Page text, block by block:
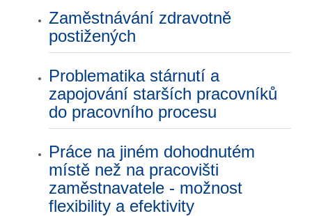
Zaměstnávání zdravotně
postižených
Problematika stárnutí a
zapojování starších pracovníků
do pracovního procesu
Práce na jiném dohodnutém
místě než na pracovišti
zaměstnavatele - možnost
flexibility a efektivity